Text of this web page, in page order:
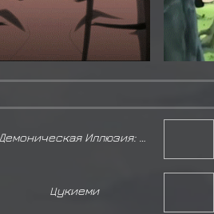
Цукиеми